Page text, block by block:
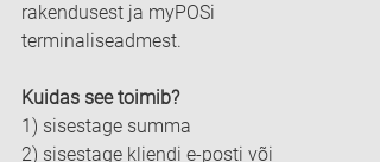
rakendusest ja myPOSi
terminaliseadmest.
Kuidas see toimib?
1) sisestage summa
2) sisestage kliendi e-posti või